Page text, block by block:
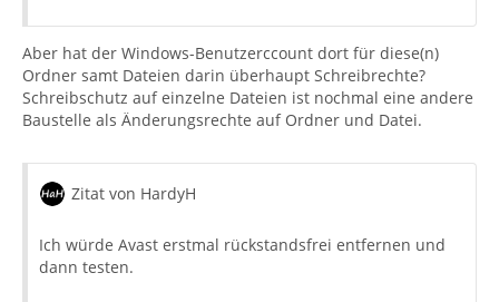
Aber hat der Windows-Benutzerccount dort für diese(n)
Ordner samt Dateien darin überhaupt Schreibrechte?
Schreibschutz auf einzelne Dateien ist nochmal eine andere
Baustelle als Änderungsrechte auf Ordner und Datei.
Zitat von HardyH
Ich würde Avast erstmal rückstandsfrei entfernen und
dann testen.